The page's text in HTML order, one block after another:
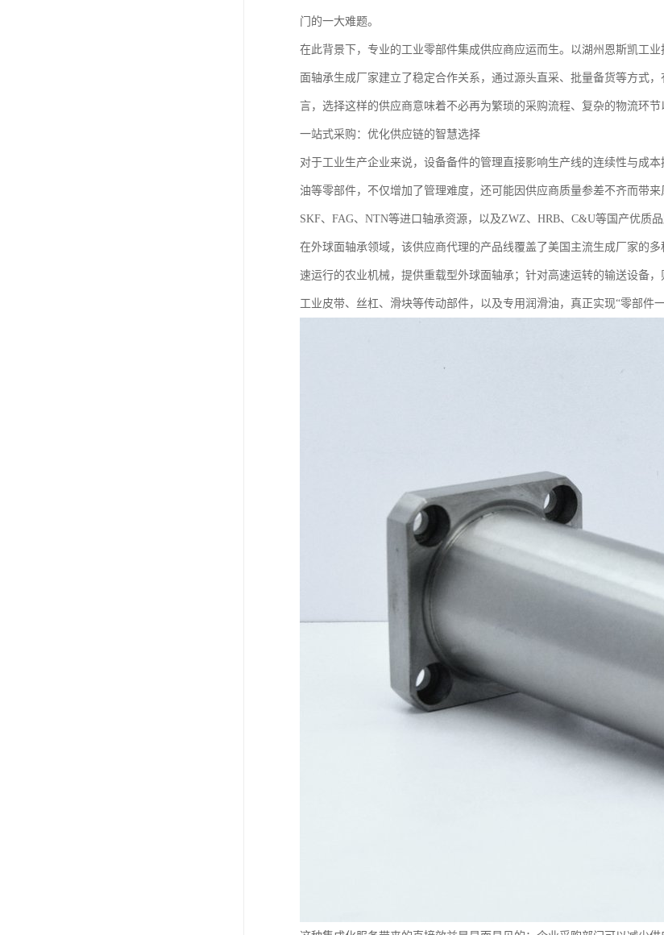
门的一大难题。
在此背景下，专业的工业零部件集成供应商应运而生。以湖州恩斯凯工
面轴承生成厂家建立了稳定合作关系，通过源头直采、批量备货等方式
言，选择这样的供应商意味着不必再为繁琐的采购流程、复杂的物流环节
一站式采购：优化供应链的智慧选择
对于工业生产企业来说，设备备件的管理直接影响生产线的连续性与成
油等零部件，不仅增加了管理难度，还可能因供应商质量参差不齐而带
SKF、FAG、NTN等进口轴承资源，以及ZWZ、HRB、C&U等国产优质
在外球面轴承领域，该供应商代理的产品线覆盖了美国主流生成厂家的
速运行的农业机械，提供重载型外球面轴承；针对高速运转的输送设备
工业皮带、丝杠、滑块等传动部件，以及专用润滑油，真正实现“零部件一